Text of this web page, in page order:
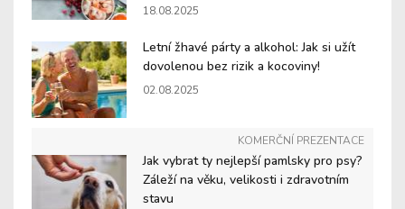
18.08.2025
Letní žhavé párty a alkohol: Jak si užít
dovolenou bez rizik a kocoviny!
02.08.2025
KOMERČNÍ PREZENTACE
Jak vybrat ty nejlepší pamlsky pro psy?
Záleží na věku, velikosti i zdravotním
stavu